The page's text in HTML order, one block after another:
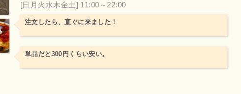
[日月火水木金土] 11:00～22:00
注文したら、直ぐに来ました！
単品だと300円くらい安い。